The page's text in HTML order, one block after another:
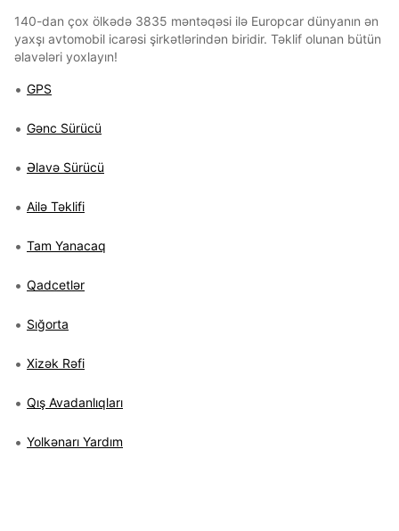
140-dan çox ölkədə 3835 məntəqəsi ilə Europcar dünyanın ən
yaxşı avtomobil icarəsi şirkətlərindən biridir. Təklif olunan bütün
əlavələri yoxlayın!
GPS
Gənc Sürücü
Əlavə Sürücü
Ailə Təklifi
Tam Yanacaq
Qadcetlər
Sığorta
Xizək Rəfi
Qış Avadanlıqları
Yolkənarı Yardım